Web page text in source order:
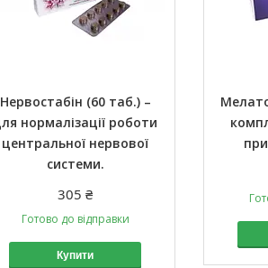
Нервостабін (60 таб.) –
нормалізації роботи
центральної нервової
системи.
305 ₴
Готово до відправки
Купити